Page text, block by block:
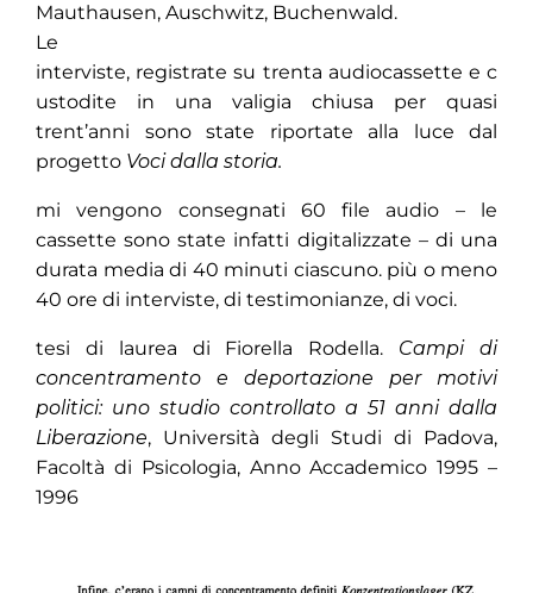
Mauthausen, Auschwitz, Buchenwald.
Le
interviste, registrate su trenta audiocassette e c
ustodite in una valigia chiusa per quasi
trent’anni sono state riportate alla luce dal
progetto Voci dalla storia.
mi vengono consegnati 60 file audio – le
cassette sono state infatti digitalizzate – di una
durata media di 40 minuti ciascuno. più o meno
40 ore di interviste, di testimonianze, di voci.
tesi di laurea di Fiorella Rodella. Campi di
concentramento e deportazione per motivi
politici: uno studio controllato a 51 anni dalla
Liberazione, Università degli Studi di Padova,
Facoltà di Psicologia, Anno Accademico 1995 –
1996